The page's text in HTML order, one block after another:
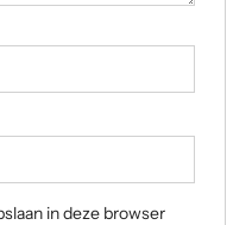
in deze browser